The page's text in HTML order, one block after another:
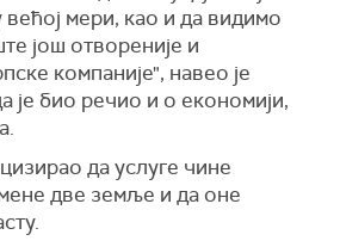
већој мери, као и да видимо
још отвореније и
компаније", навео је
је био речио и о економији,
да услуге чине
две земље и да оне